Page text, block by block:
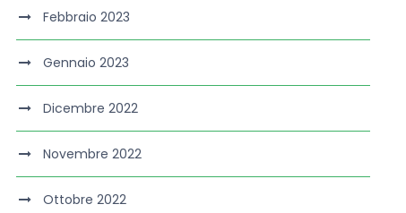
Febbraio 2023
Gennaio 2023
Dicembre 2022
Novembre 2022
Ottobre 2022